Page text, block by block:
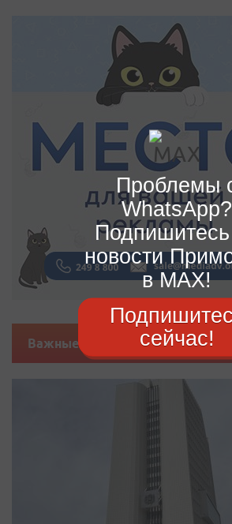
Важные новости
Проблемы
WhatsApp?
новости
в MAX!
сейчас!